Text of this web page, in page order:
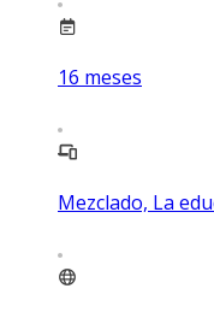
16 meses
Mezclado, La